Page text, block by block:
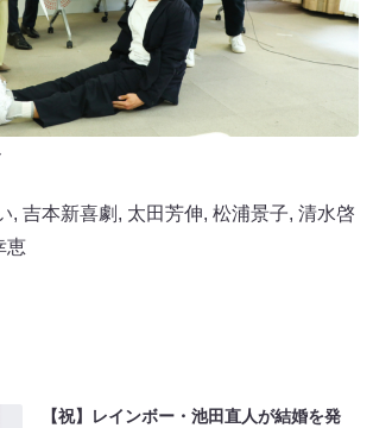
, 吉本新喜劇 , 太田芳伸, 松浦景子, 清水啓
恵
【祝】レインボー・池田直人が結婚を発